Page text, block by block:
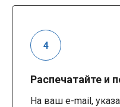
Распечатайте и
На ваш e-mail,